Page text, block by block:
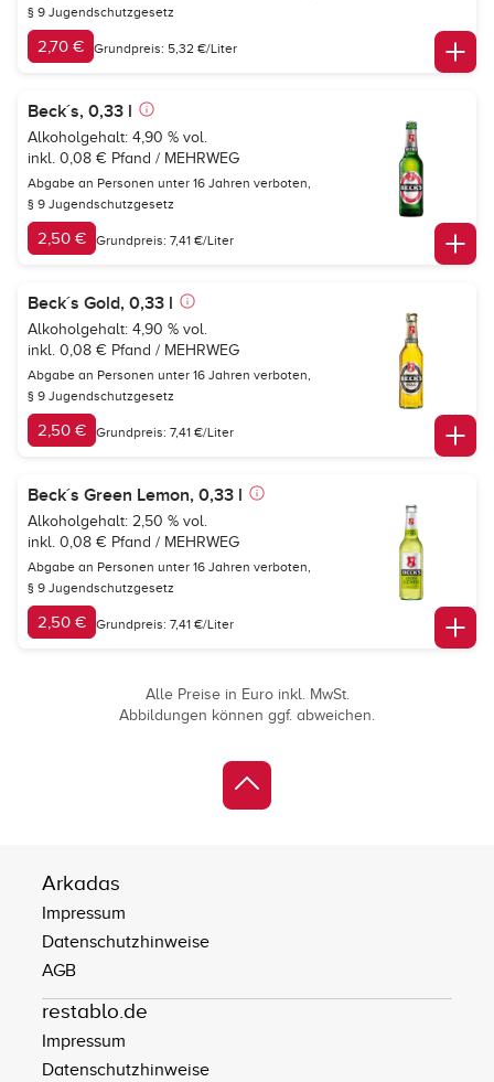
§ 9 Jugendschutzgesetz
2,70 € Grundpreis: 5,32 €/Liter
Beck´s, 0,33 l
Alkoholgehalt: 4,90 % vol.
inkl. 0,08 € Pfand / MEHRWEG
Abgabe an Personen unter 16 Jahren verboten,
§ 9 Jugendschutzgesetz
2,50 € Grundpreis: 7,41 €/Liter
Beck´s Gold, 0,33 l
Alkoholgehalt: 4,90 % vol.
inkl. 0,08 € Pfand / MEHRWEG
Abgabe an Personen unter 16 Jahren verboten,
§ 9 Jugendschutzgesetz
2,50 € Grundpreis: 7,41 €/Liter
Beck´s Green Lemon, 0,33 l
Alkoholgehalt: 2,50 % vol.
inkl. 0,08 € Pfand / MEHRWEG
Abgabe an Personen unter 16 Jahren verboten,
§ 9 Jugendschutzgesetz
2,50 € Grundpreis: 7,41 €/Liter
Alle Preise in Euro inkl. MwSt.
Abbildungen können ggf. abweichen.
Arkadas
Impressum
Datenschutzhinweise
AGB
restablo.de
Impressum
Datenschutzhinweise